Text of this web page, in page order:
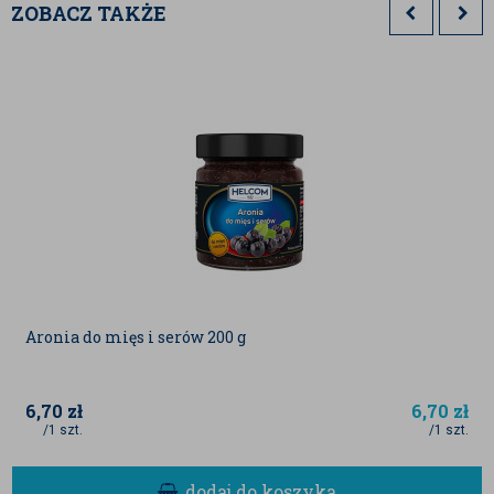
włóknistość chlebowca sprawia, że jest on
nazywany "roślinnym mięsem" – w wersji
banana i mango, które przeniesie Twoje
podniebienie prosto do tropików.
Dostępny w BadaPak chlebowiec suszony to nie tylko
uczta dla smaku, ale i wsparcie dla organizmu.
Jackfruit jest ceniony za wysoką zawartość
Źródło witaminy C i witamin z grupy B:
Wspierają odporność oraz układ nerwowy,
zmęczeniem.
ZOBACZ TAKŻE
Aronia do mięs i serów 200 g
6,70 zł
/1 szt.
6,70 zł
/1 szt.